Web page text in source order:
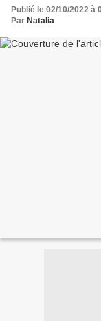
Publié le 02/10/2022 à
Par Natalia